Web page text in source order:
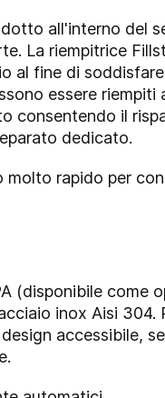
all'interno del
La riempitrice
al fine di
essere riempiti
consentendo il
dedicato.
molto rapido per
(disponibile come
inox Aisi 304.
accessibile,